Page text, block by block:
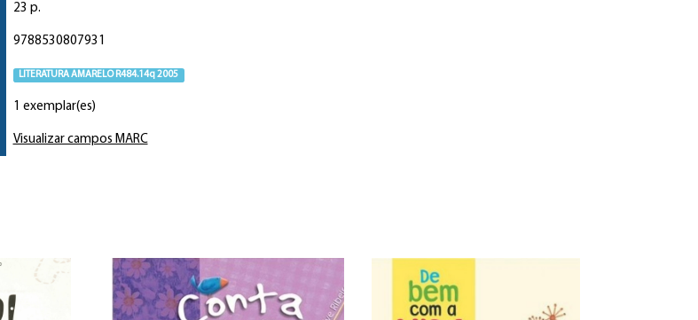
23 p.
9788530807931
LITERATURA AMARELO R484.14q 2005
1 exemplar(es)
Visualizar campos MARC